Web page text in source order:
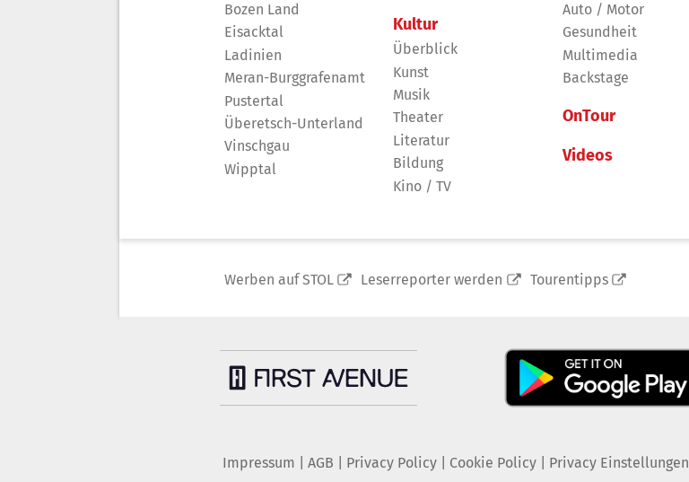
Bozen Land
Eisacktal
Ladinien
Meran-Burggrafenamt
Pustertal
Überetsch-Unterland
Vinschgau
Wipptal
Kultur
Überblick
Kunst
Musik
Theater
Literatur
Bildung
Kino / TV
Auto / Motor
Gesundheit
Multimedia
Backstage
OnTour
Videos
Werben auf STOL Leserreporter werden Tourentipps
Impressum AGB Privacy Policy| Cookie Policy| Privacy Einstellungen